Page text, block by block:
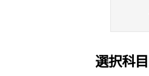
選択科目